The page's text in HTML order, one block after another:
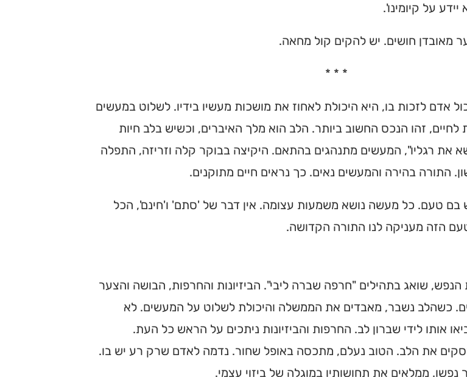
על קיומינו'.
מאובדן חושים. יש להקים קול מחאה.
* * *
אדם לזכות בו, היא היכולת לאחוז את מושכות מעשיו בידיו. לשלוט במעשים
זהו הנכס החשוב ביותר. הלב הוא מלך האיברים, וכשיש בלב חיות
את רגליו", המעשים מתנהגים בהתאם. היקיצה בבוקר קלה וזריזה, התפלה
התורה בהירה והמעשים נאים. כך נראים חיים מתוקנים.
בם טעם. כל מעשה נושא משמעות עצומה. אין דבר של 'סתם' ו'חינם', הכל
הזה מעניקה לנו התורה הקדושה.
שואג בתהילים "חרפה שברה ליבי". הביזיונות והחרפות, הבושה והצער
כשהלב נשבר, מאבדים את הממשלה והיכולת לשלוט על המעשים. לא
אותו לידי שברון לב. החרפות והביזיונות ניתכים על הראש כל העת.
את הלב. הטוב נעלם, מתכסה באופל שחור. נדמה לאדם שרק רע יש בו.
נפשו. ממלאים את תחושותיו במוגלה של ביזוי עצמי.